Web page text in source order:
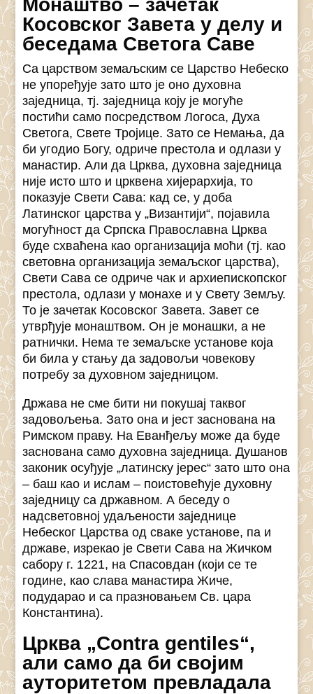
Монаштво – зачетак
Косовског Завета у делу и
беседама Светога Саве
Са царством земаљским се Царство Небеско
не упоређује зато што је оно духовна
заједница, тј. заједница коју је могуће
постићи само посредством Логоса, Духа
Светога, Свете Тројице. Зато се Немања, да
би угодио Богу, одриче престола и одлази у
манастир. Али да Црква, духовна заједница
није исто што и црквена хијерархија, то
показује Свети Сава: кад се, у доба
Латинског царства у „Византији“, појавила
могућност да Српска Православна Црква
буде схваћена као организација моћи (тј. као
световна организација земаљског царства),
Свети Сава се одриче чак и архиепископског
престола, одлази у монахе и у Свету Земљу.
То је зачетак Косовског Завета. Завет се
утврђује монаштвом. Он је монашки, а не
ратнички. Нема те земаљске установе која
би била у стању да задовољи човекову
потребу за духовном заједницом.
Држава не сме бити ни покушај таквог
задовољења. Зато она и јест заснована на
Римском праву. На Еванђељу може да буде
заснована само духовна заједница. Душанов
законик осуђује „латинску јерес“ зато што она
– баш као и ислам – поистовећује духовну
заједницу са државном. А беседу о
надсветовној удаљености заједнице
Небеског Царства од сваке установе, па и
државе, изрекао је Свети Сава на Жичком
сабору г. 1221, на Спасовдан (који се те
године, као слава манастира Жиче,
подударао и са празновањем Св. цара
Константина).
Црква „Contra gentiles“,
али само да би својим
ауторитетом превладала